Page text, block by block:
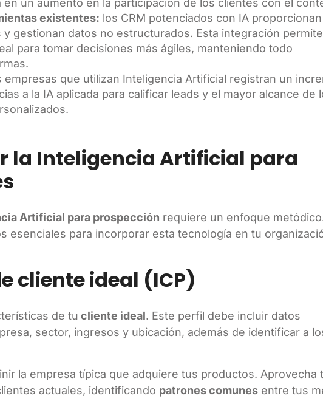
un aumento en la participación de los clientes con el
existentes: los CRM potenciados con IA proporcionan
gestionan datos no estructurados. Esta integración permite
para tomar decisiones más ágiles, manteniendo todo
empresas que utilizan Inteligencia Artificial registran un
a la IA aplicada para calificar leads y el mayor alcance de
la Inteligencia Artificial para
Artificial para prospección requiere un enfoque
esenciales para incorporar esta tecnología en tu
cliente ideal (ICP)
de tu cliente ideal. Este perfil debe incluir datos
sector, ingresos y ubicación, además de identificar a
la empresa típica que adquiere tus productos. Aprovecha
actuales, identificando patrones comunes entre tus